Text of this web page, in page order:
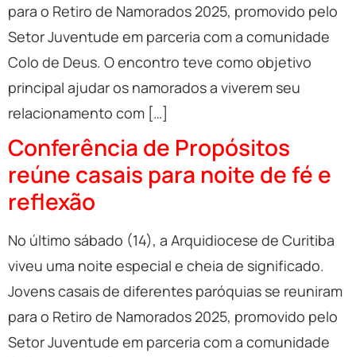
para o Retiro de Namorados 2025, promovido pelo
Setor Juventude em parceria com a comunidade
Colo de Deus. O encontro teve como objetivo
principal ajudar os namorados a viverem seu
relacionamento com […]
Conferência de Propósitos
reúne casais para noite de fé e
reflexão
No último sábado (14), a Arquidiocese de Curitiba
viveu uma noite especial e cheia de significado.
Jovens casais de diferentes paróquias se reuniram
para o Retiro de Namorados 2025, promovido pelo
Setor Juventude em parceria com a comunidade